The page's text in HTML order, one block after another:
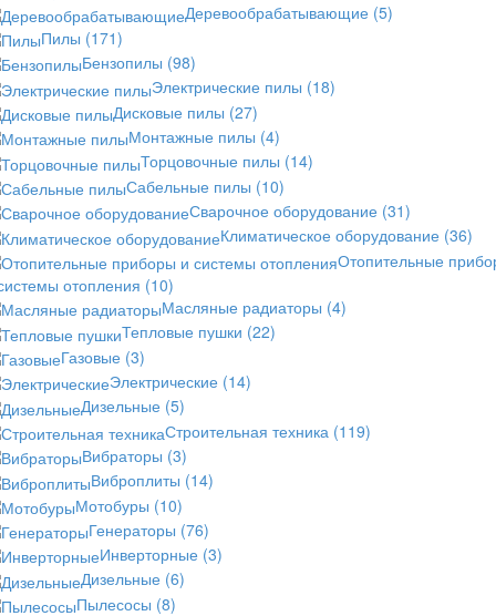
Деревообрабатывающие (5)
Пилы (171)
Бензопилы (98)
Электрические пилы (18)
Дисковые пилы (27)
Монтажные пилы (4)
Торцовочные пилы (14)
Сабельные пилы (10)
Сварочное оборудование (31)
Климатическое оборудование (36)
Отопительные
отопления (10)
Масляные радиаторы (4)
Тепловые пушки (22)
Газовые (3)
Электрические (14)
Дизельные (5)
Строительная техника (119)
Вибраторы (3)
Виброплиты (14)
Мотобуры (10)
Генераторы (76)
Инверторные (3)
Дизельные (6)
Пылесосы (8)